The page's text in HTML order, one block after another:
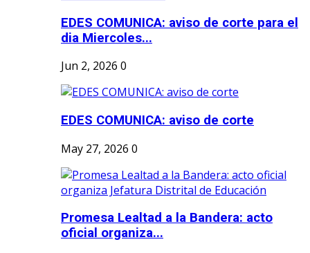
EDES COMUNICA: aviso de corte para el
dia Miercoles...
Jun 2, 2026 0
EDES COMUNICA: aviso de corte
May 27, 2026 0
Promesa Lealtad a la Bandera: acto
oficial organiza...